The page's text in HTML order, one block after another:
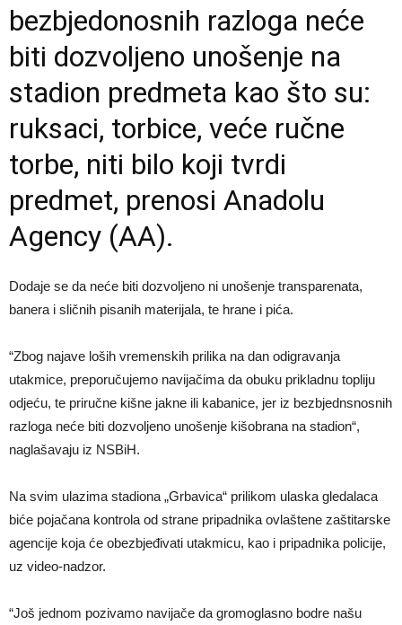
bezbjedonosnih razloga neće
biti dozvoljeno unošenje na
stadion predmeta kao što su:
ruksaci, torbice, veće ručne
torbe, niti bilo koji tvrdi
predmet, prenosi Anadolu
Agency (AA).
Dodaje se da neće biti dozvoljeno ni unošenje transparenata,
banera i sličnih pisanih materijala, te hrane i pića.
“Zbog najave loših vremenskih prilika na dan odigravanja
utakmice, preporučujemo navijačima da obuku prikladnu topliju
odjeću, te priručne kišne jakne ili kabanice, jer iz bezbjednsnosnih
razloga neće biti dozvoljeno unošenje kišobrana na stadion“,
naglašavaju iz NSBiH.
Na svim ulazima stadiona „Grbavica“ prilikom ulaska gledalaca
biće pojačana kontrola od strane pripadnika ovlaštene zaštitarske
agencije koja će obezbjeđivati utakmicu, kao i pripadnika policije,
uz video-nadzor.
“Još jednom pozivamo navijače da gromoglasno bodre našu